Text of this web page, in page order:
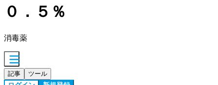
０．５％
消毒薬
記事 ツール